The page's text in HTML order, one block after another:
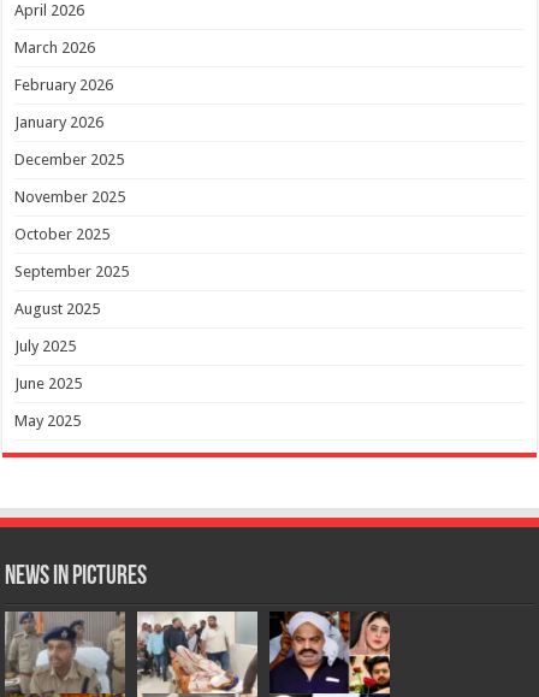
April 2026
March 2026
February 2026
January 2026
December 2025
November 2025
October 2025
September 2025
August 2025
July 2025
June 2025
May 2025
News in Pictures